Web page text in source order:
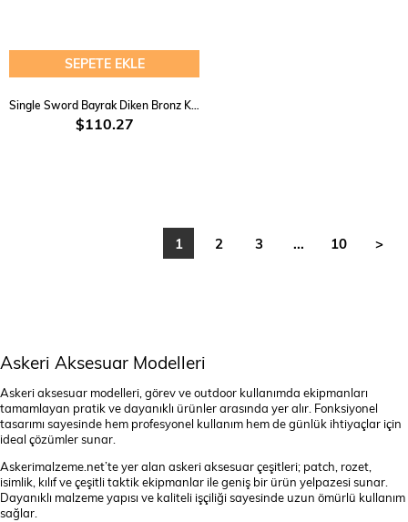
SEPETE EKLE
$110.27
1 2 3 ... 10 >
Askeri Aksesuar Modelleri
Askeri aksesuar modelleri, görev ve outdoor kullanımda ekipmanları
tamamlayan pratik ve dayanıklı ürünler arasında yer alır. Fonksiyonel
tasarımı sayesinde hem profesyonel kullanım hem de günlük ihtiyaçlar için
ideal çözümler sunar.
Askerimalzeme.net’te yer alan askeri aksesuar çeşitleri; patch, rozet,
isimlik, kılıf ve çeşitli taktik ekipmanlar ile geniş bir ürün yelpazesi sunar.
Dayanıklı malzeme yapısı ve kaliteli işçiliği sayesinde uzun ömürlü kullanım
sağlar.